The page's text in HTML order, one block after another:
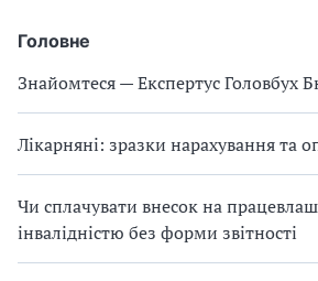
Головне
Знайомтеся — Експертус Головбух
Лікарняні: зразки нарахування та
Чи сплачувати внесок на
інвалідністю без форми звітності